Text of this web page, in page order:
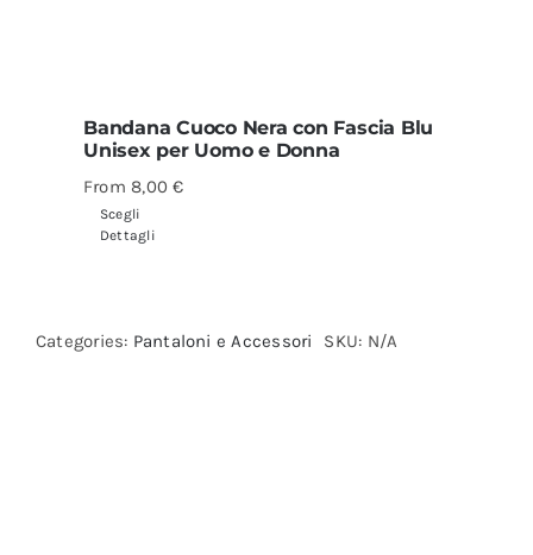
Bandana Cuoco Nera con Fascia Blu
Unisex per Uomo e Donna
From8,00€
Scegli
Dettagli
Categories: Pantaloni e Accessori SKU: N/A